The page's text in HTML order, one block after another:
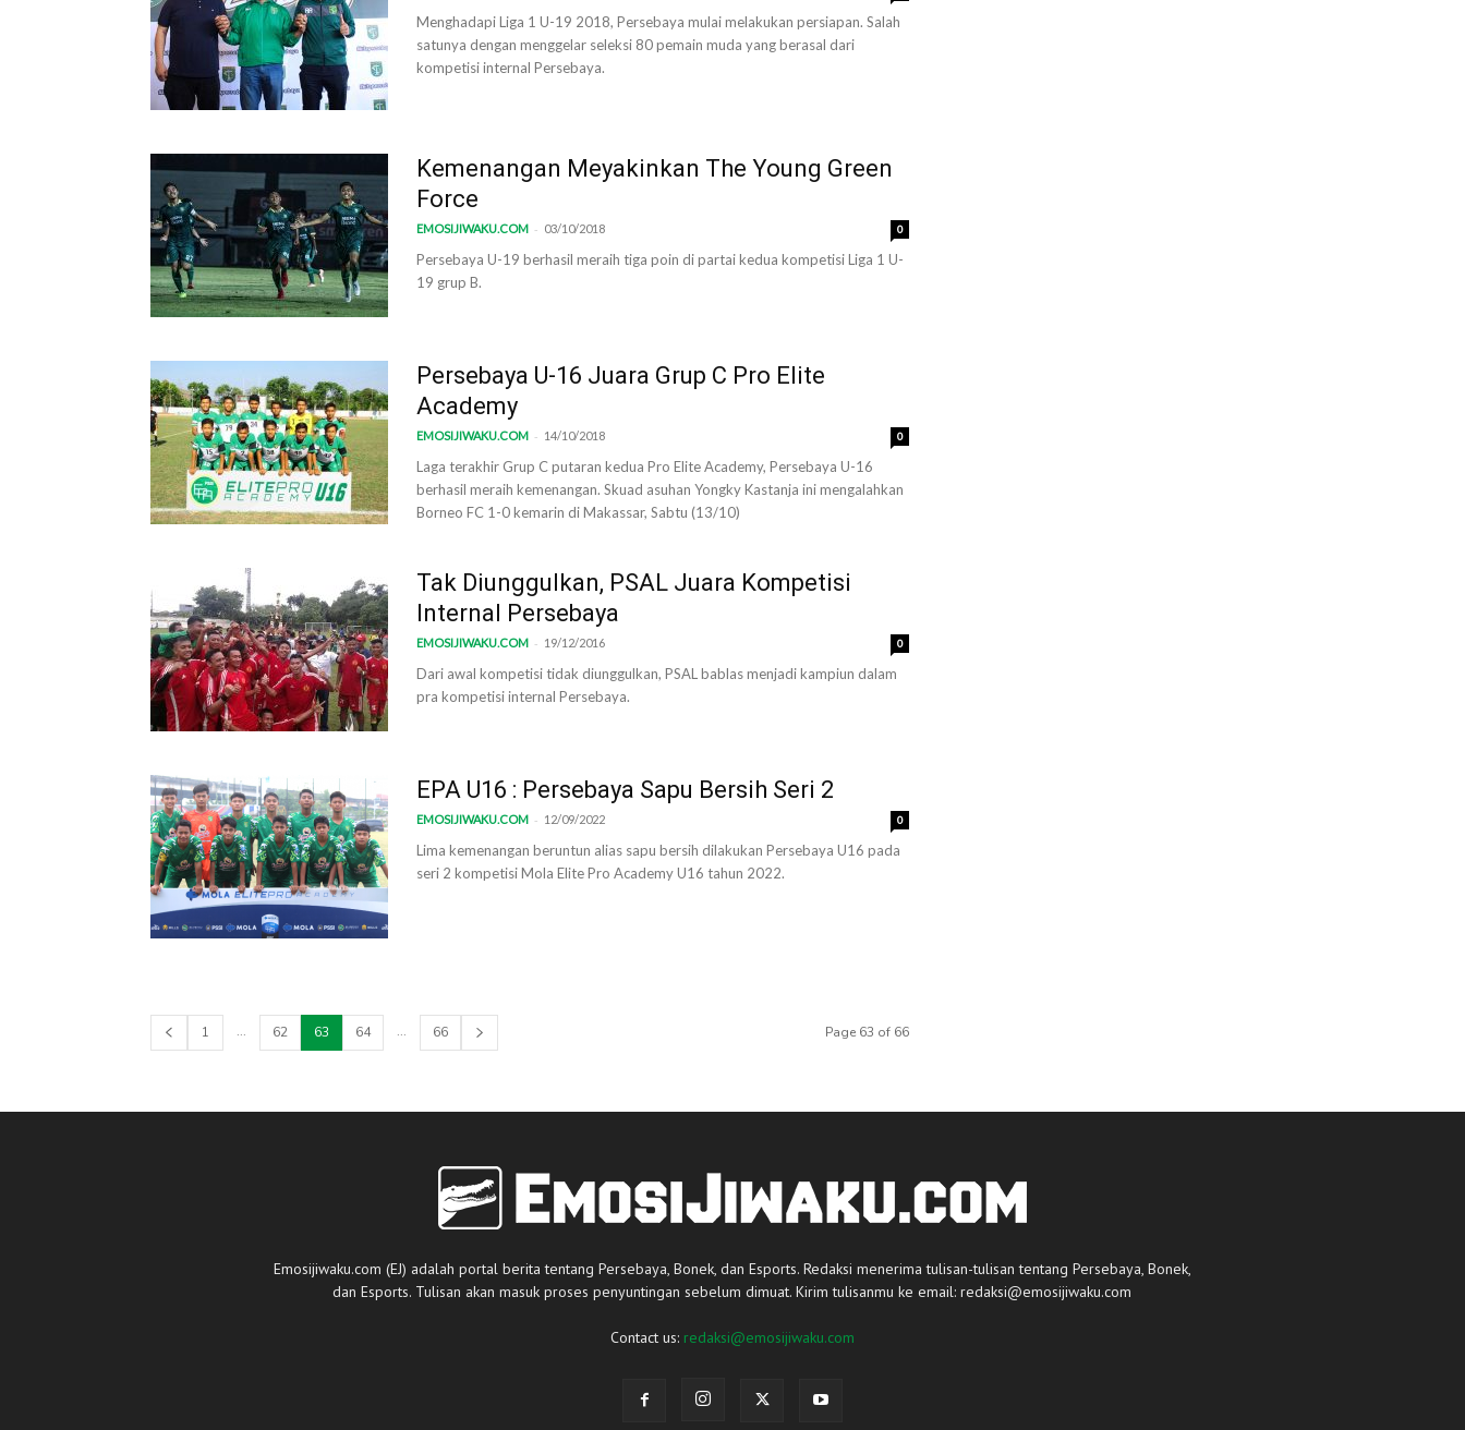
Menghadapi Liga 1 U-19 2018, Persebaya mulai melakukan persiapan. Salah
satunya dengan menggelar seleksi 80 pemain muda yang berasal dari
kompetisi internal Persebaya.
Kemenangan Meyakinkan The Young Green
Force
EMOSIJIWAKU.COM - 03/10/2018 0
Persebaya U-19 berhasil meraih tiga poin di partai kedua kompetisi Liga 1 U-
19 grup B.
Persebaya U-16 Juara Grup C Pro Elite
Academy
EMOSIJIWAKU.COM - 14/10/2018 0
Laga terakhir Grup C putaran kedua Pro Elite Academy, Persebaya U-16
berhasil meraih kemenangan. Skuad asuhan Yongky Kastanja ini mengalahkan
Borneo FC 1-0 kemarin di Makassar, Sabtu (13/10)
Tak Diunggulkan, PSAL Juara Kompetisi
Internal Persebaya
EMOSIJIWAKU.COM - 19/12/2016 0
Dari awal kompetisi tidak diunggulkan, PSAL bablas menjadi kampiun dalam
pra kompetisi internal Persebaya.
EPA U16 : Persebaya Sapu Bersih Seri 2
EMOSIJIWAKU.COM - 12/09/2022 0
Lima kemenangan beruntun alias sapu bersih dilakukan Persebaya U16 pada
seri 2 kompetisi Mola Elite Pro Academy U16 tahun 2022.
1 ... 62 63 64 ... 66 Page 63 of 66
Emosijiwaku.com (EJ) adalah portal berita tentang Persebaya, Bonek, dan Esports. Redaksi menerima tulisan-tulisan tentang Persebaya, Bonek,
dan Esports. Tulisan akan masuk proses penyuntingan sebelum dimuat. Kirim tulisanmu ke email:redaksi@emosijiwaku.com
Contact us: redaksi@emosijiwaku.com